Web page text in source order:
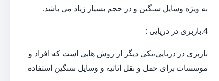
به ویژه وسایل سنگین و در حجم بسیار زیاد می باشد.
4.باربری در دریایی :
باربری در دریایی،یکی دیگر از روش هایی است که افراد و
موسسات برای حمل و نقل اثاثیه و وسایل سنگین استفاده